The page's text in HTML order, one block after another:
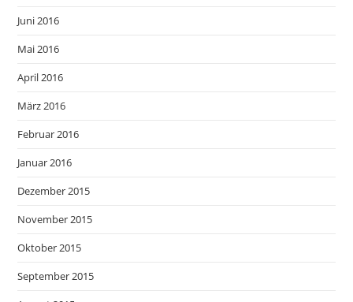
Juni 2016
Mai 2016
April 2016
März 2016
Februar 2016
Januar 2016
Dezember 2015
November 2015
Oktober 2015
September 2015